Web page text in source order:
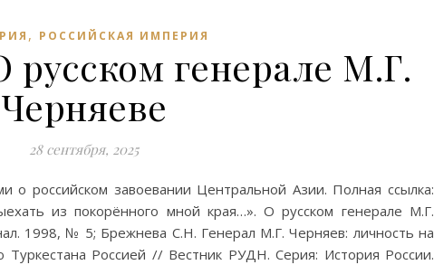
, РОССИЙСКАЯ ИМПЕРИЯ
русском генерале М.Г.
Черняеве
28 сентября, 2025
российском завоевании Центральной Азии. Полная ссылка:
из покорённого мной края…». О русском генерале М.Г.
1998, № 5; Брежнева С.Н. Генерал М.Г. Черняев: личность на
Россией // Вестник РУДН. Серия: История России.